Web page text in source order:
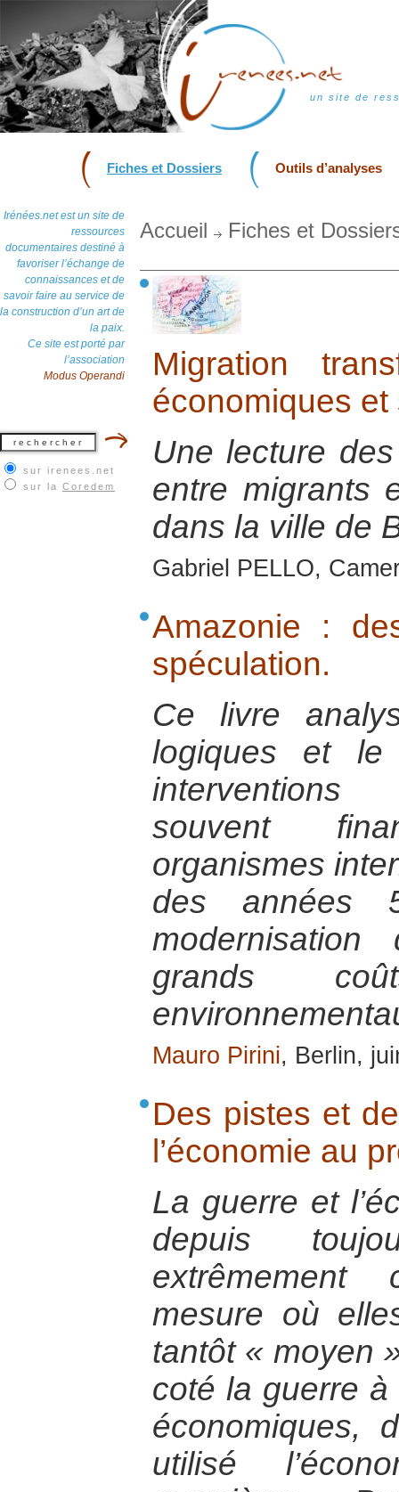
un site de
Fiches et Dossiers Outils d’analyses
Irénées.net est un site de
ressources
documentaires destiné à
favoriser l’échange de
connaissances et de
savoir faire au service de
la construction d’un art de
la paix.
Ce site est porté par
l’association
Modus Operandi
sur irenees.net
sur la Coredem
Accueil Fiches et
Migration
économiques et
Une lecture
entre migrants
dans la ville de
Gabriel PELLO,
Amazonie :
spéculation.
Ce livre
logiques et le
interventions
souvent
organismes
des années
grands
Mauro Pirini, Berlin,
Des pistes et
l’économie au
La guerre et
depuis
mesure où
tantôt « moyen
coté la guerre
économiques,
utilisé